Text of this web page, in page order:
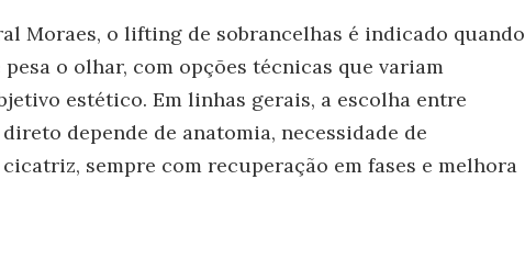
Moraes, o lifting de sobrancelhas é indicado quando
o olhar, com opções técnicas que variam
estético. Em linhas gerais, a escolha entre
depende de anatomia, necessidade de
sempre com recuperação em fases e melhora